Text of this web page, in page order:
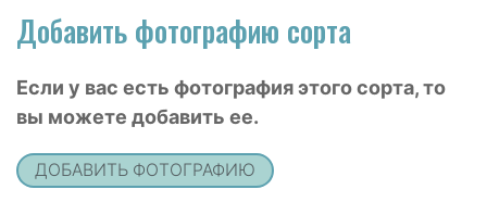
Добавить фотографию сорта
Если у вас есть фотография этого сорта, то
вы можете добавить ее.
ДОБАВИТЬ ФОТОГРАФИЮ